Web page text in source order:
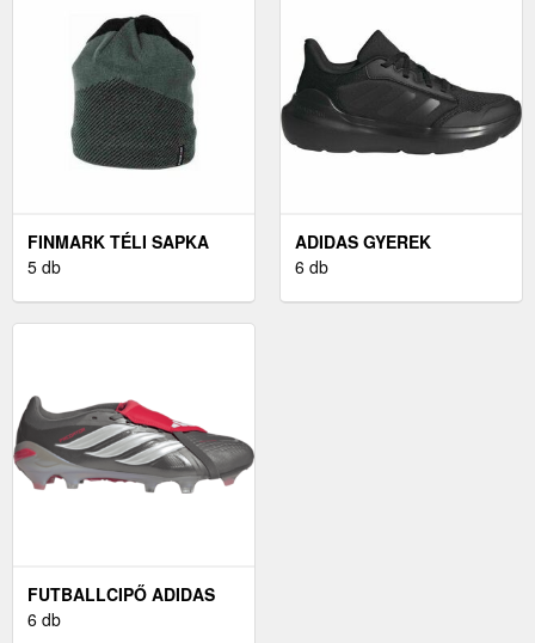
FINMARK TÉLI SAPKA
SÖTÉTSZÜRKE UNI -
5 db
ADIDAS GYEREK
SPORTCIPŐ - TENSAUR
6 db
FUTBALLCIPŐ ADIDAS
PREDATOR PRO FOLD-
6 db